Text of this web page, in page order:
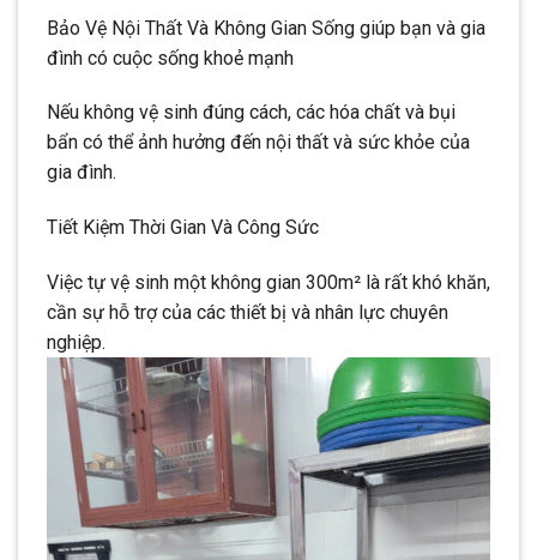
Bảo Vệ Nội Thất Và Không Gian Sống giúp bạn và gia
đình có cuộc sống khoẻ mạnh
Nếu không vệ sinh đúng cách, các hóa chất và bụi
bẩn có thể ảnh hưởng đến nội thất và sức khỏe của
gia đình.
Tiết Kiệm Thời Gian Và Công Sức
Việc tự vệ sinh một không gian 300m² là rất khó khăn,
cần sự hỗ trợ của các thiết bị và nhân lực chuyên
nghiệp.